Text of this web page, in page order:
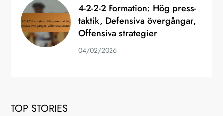
4-2-2-2 Formation: Hög press-
taktik, Defensiva övergångar,
Offensiva strategier
04/02/2026
TOP STORIES